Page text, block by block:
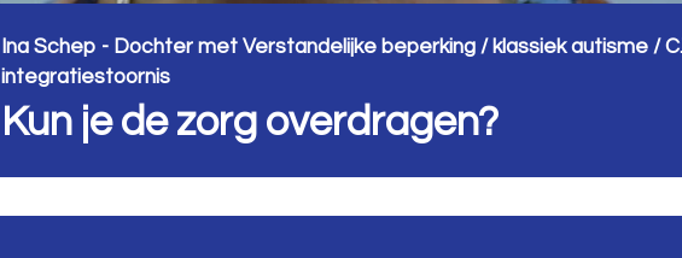
Ina Schep - Dochter met Verstandelijke beperking / klassiek autisme /
integratiestoornis
Kun je de zorg overdragen?